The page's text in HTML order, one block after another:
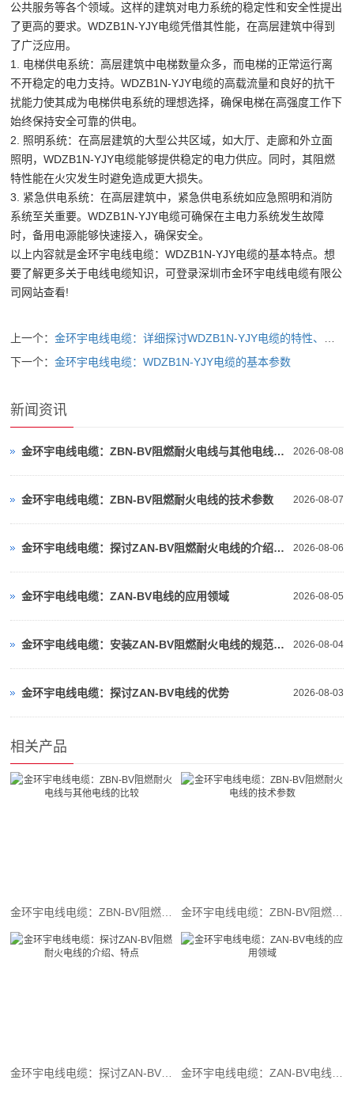
公共服务等各个领域。这样的建筑对电力系统的稳定性和安全性提出
了更高的要求。WDZB1N-YJY电缆凭借其性能，在高层建筑中得到
了广泛应用。
1. 电梯供电系统：高层建筑中电梯数量众多，而电梯的正常运行离
不开稳定的电力支持。WDZB1N-YJY电缆的高载流量和良好的抗干
扰能力使其成为电梯供电系统的理想选择，确保电梯在高强度工作下
始终保持安全可靠的供电。
2. 照明系统：在高层建筑的大型公共区域，如大厅、走廊和外立面
照明，WDZB1N-YJY电缆能够提供稳定的电力供应。同时，其阻燃
特性能在火灾发生时避免造成更大损失。
3. 紧急供电系统：在高层建筑中，紧急供电系统如应急照明和消防
系统至关重要。WDZB1N-YJY电缆可确保在主电力系统发生故障
时，备用电源能够快速接入，确保安全。
以上内容就是金环宇电线电缆：WDZB1N-YJY电缆的基本特点。想
要了解更多关于电线电缆知识，可登录深圳市金环宇电线电缆有限公
司网站查看!
上一个：金环宇电线电缆：详细探讨WDZB1N-YJY电缆的特性、应用
下一个：金环宇电线电缆：WDZB1N-YJY电缆的基本参数
新闻资讯
2026-08-08
金环宇电线电缆：ZBN-BV阻燃耐火电线与其他电线的比较
2026-08-07
金环宇电线电缆：ZBN-BV阻燃耐火电线的技术参数
2026-08-06
金环宇电线电缆：探讨ZAN-BV阻燃耐火电线的介绍、特点
2026-08-05
金环宇电线电缆：ZAN-BV电线的应用领域
2026-08-04
金环宇电线电缆：安装ZAN-BV阻燃耐火电线的规范与技巧全解析
2026-08-03
金环宇电线电缆：探讨ZAN-BV电线的优势
相关产品
金环宇电线电缆：ZBN-BV阻燃耐火电线与其他电线的比较 金环宇电线电缆：ZBN-BV阻燃耐火电线的技术参数